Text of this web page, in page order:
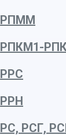
РПММ
РПКМ1-
РРС
РРН
РС, РСГ,